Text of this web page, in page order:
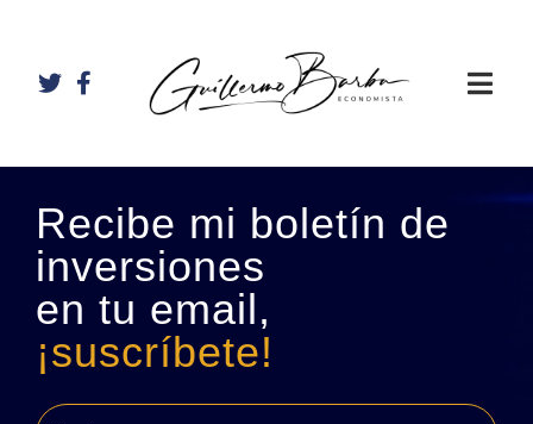
Recibe mi boletín de
inversiones
en tu email,
¡suscríbete!